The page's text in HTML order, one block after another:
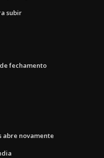
subir
fechamento
abre novamente